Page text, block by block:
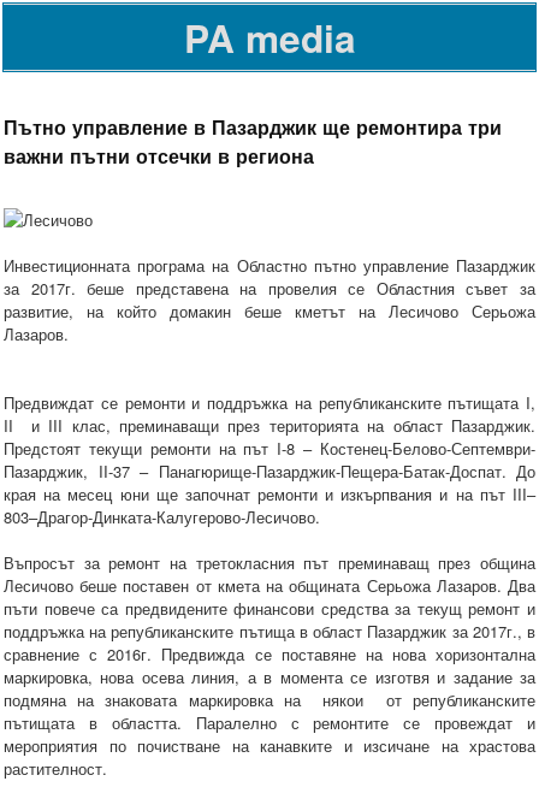
PA media
Пътно управление в Пазарджик ще ремонтира три
важни пътни отсечки в региона
Инвестиционната програма на Областно пътно управление Пазарджик
за 2017г. беше представена на провелия се Областния съвет за
развитие, на който домакин беше кметът на Лесичово Серьожа
Лазаров.
Предвиждат се ремонти и поддръжка на републиканските пътищата I,
II и III клас, преминаващи през територията на област Пазарджик.
Предстоят текущи ремонти на път I-8 – Костенец-Белово-Септември-
Пазарджик, II-37 – Панагюрище-Пазарджик-Пещера-Батак-Доспат. До
края на месец юни ще започнат ремонти и изкърпвания и на път III–
803–Драгор-Динката-Калугерово-Лесичово.
Въпросът за ремонт на третокласния път преминаващ през община
Лесичово беше поставен от кмета на общината Серьожа Лазаров. Два
пъти повече са предвидените финансови средства за текущ ремонт и
поддръжка на републиканските пътища в област Пазарджик за 2017г., в
сравнение с 2016г. Предвижда се поставяне на нова хоризонтална
маркировка, нова осева линия, а в момента се изготвя и задание за
подмяна на знаковата маркировка на някои от републиканските
пътищата в областта. Паралелно с ремонтите се провеждат и
мероприятия по почистване на канавките и изсичане на храстова
растителност.